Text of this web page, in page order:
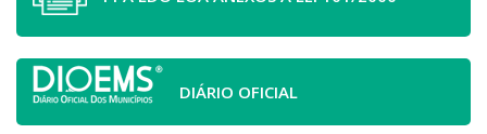
DIÁRIO OFICIAL